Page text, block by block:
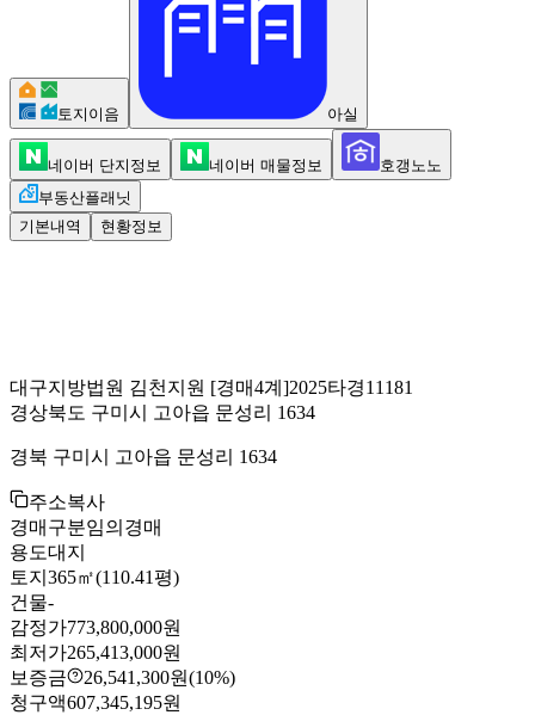
토지이음 아실
네이버 단지정보 네이버 매물정보
호갱노노
부동산플래닛
기본내역
현황정보
대구지방법원 김천지원 [경매4계]2025타경11181
경상북도 구미시 고아읍 문성리 1634
경북 구미시 고아읍 문성리 1634
주소복사
경매구분임의경매
용도대지
토지 365㎡(110.41평)
건물-
감정가773,800,000원
최저가265,413,000원
보증금
26,541,300원(10%)
청구액607,345,195원